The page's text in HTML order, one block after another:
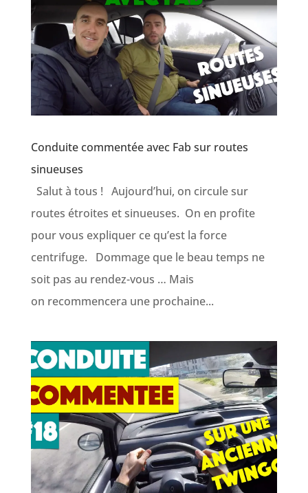
Conduite commentée avec Fab sur routes
sinueuses
Salut à tous ! Aujourd’hui, on circule sur
routes étroites et sinueuses. On en profite
pour vous expliquer ce qu’est la force
centrifuge. Dommage que le beau temps ne
soit pas au rendez-vous … Mais
on recommencera une prochaine...